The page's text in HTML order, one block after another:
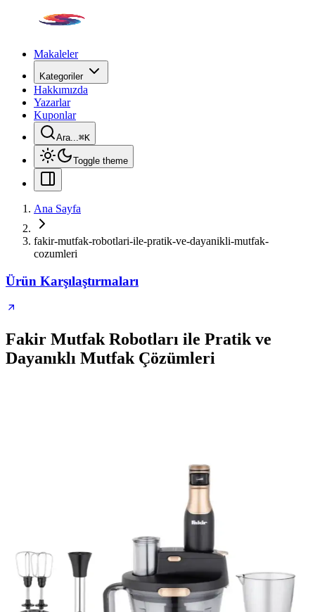
Makaleler
Kategoriler
Hakkımızda
Yazarlar
Kuponlar
Ara...⌘K
Toggle theme
Ana Sayfa
fakir-mutfak-robotlari-ile-pratik-ve-dayanikli-mutfak-
cozumleri
Ürün Karşılaştırmaları
Fakir Mutfak Robotları ile Pratik ve
Dayanıklı Mutfak Çözümleri